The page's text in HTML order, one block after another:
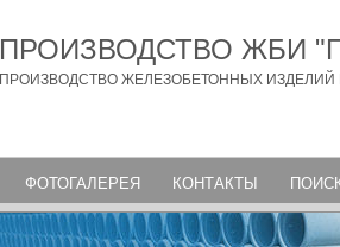
ПРОИЗВОДСТВО ЖБИ
ПРОИЗВОДСТВО ЖЕЛЕЗОБЕТОННЫХ
ФОТОГАЛЕРЕЯ КОНТАКТЫ